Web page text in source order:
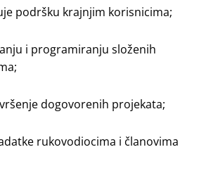
podršku krajnjim korisnicima;
i programiranju složenih
dogovorenih projekata;
rukovodiocima i članovima